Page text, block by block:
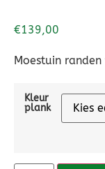
€139,00
Moestuin
Kleur
plank